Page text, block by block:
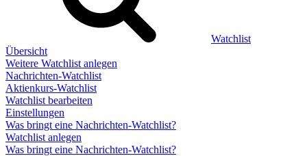
Watchlist
Übersicht
Weitere Watchlist anlegen
Nachrichten-Watchlist
Aktienkurs-Watchlist
Watchlist bearbeiten
Einstellungen
Was bringt eine Nachrichten-Watchlist?
Watchlist anlegen
Was bringt eine Nachrichten-Watchlist?